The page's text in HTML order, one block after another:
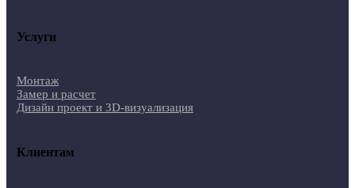
Услуги
Монтаж
Замер и расчет
Дизайн проект и 3D-визуализация
Клиентам